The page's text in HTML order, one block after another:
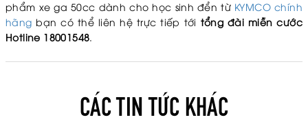
phẩm xe ga 50cc dành cho học sinh đển từ KYMCO chính
hãng bạn có thể liên hệ trực tiếp tới tổng đài miễn cước
Hotline 18001548.
CÁC TIN TỨC KHÁC